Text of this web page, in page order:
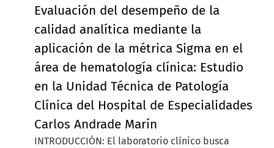
Evaluación del desempeño de la
calidad analítica mediante la
aplicación de la métrica Sigma en el
área de hematología clínica: Estudio
en la Unidad Técnica de Patología
Clínica del Hospital de Especialidades
Carlos Andrade Marín
INTRODUCCIÓN: El laboratorio clínico busca